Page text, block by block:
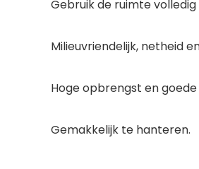
Gebruik de ruimte volledig
Milieuvriendelijk, netheid
Hoge opbrengst en
Gemakkelijk te hanteren.